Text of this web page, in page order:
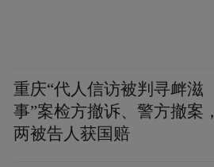
重庆“代人信访被判寻衅滋
事”案检方撤诉、警方撤案，
两被告人获国赔